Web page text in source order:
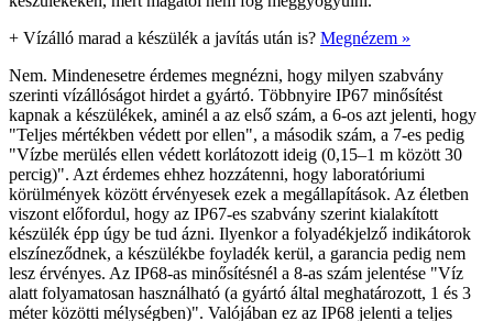
+ Vízálló marad a készülék a javítás után is? Megnézem »
Nem. Mindenesetre érdemes megnézni, hogy milyen szabvány
szerinti vízállóságot hirdet a gyártó. Többnyire IP67 minősítést
kapnak a készülékek, aminél a az első szám, a 6-os azt jelenti, hogy
"Teljes mértékben védett por ellen", a második szám, a 7-es pedig
"Vízbe merülés ellen védett korlátozott ideig (0,15–1 m között 30
percig)". Azt érdemes ehhez hozzátenni, hogy laboratóriumi
körülmények között érvényesek ezek a megállapítások. Az életben
viszont előfordul, hogy az IP67-es szabvány szerint kialakított
készülék épp úgy be tud ázni. Ilyenkor a folyadékjelző indikátorok
elszíneződnek, a készülékbe foyladék kerül, a garancia pedig nem
lesz érvényes. Az IP68-as minősítésnél a 8-as szám jelentése "Víz
alatt folyamatosan használható (a gyártó által meghatározott, 1 és 3
méter közötti mélységben)". Valójában ez az IP68 jelenti a teljes